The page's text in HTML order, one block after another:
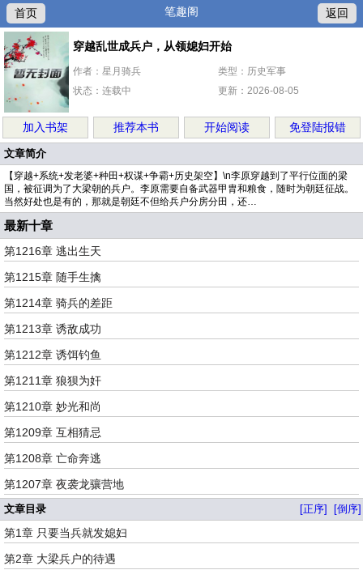
首页 笔趣阁 返回
穿越乱世成兵户，从领媳妇开始
作者：星月骑兵
类型：历史军事
状态：连载中
更新：2026-08-05
加入书架 推荐本书 开始阅读 免登陆报错
文章简介
【穿越+系统+发老婆+种田+权谋+争霸+历史架空】\n李原穿越到了平行位面的梁
国，被征调为了大梁朝的兵户。李原需要自备武器甲胄和粮食，随时为朝廷征战。
当然好处也是有的，那就是朝廷不但给兵户分房分田，还…
最新十章
第1216章 逃出生天
第1215章 随手生擒
第1214章 骑兵的差距
第1213章 诱敌成功
第1212章 诱饵钓鱼
第1211章 狼狈为奸
第1210章 妙光和尚
第1209章 互相猜忌
第1208章 亡命奔逃
第1207章 夜袭龙骧营地
文章目录 [正序] [倒序]
第1章 只要当兵就发媳妇
第2章 大梁兵户的待遇